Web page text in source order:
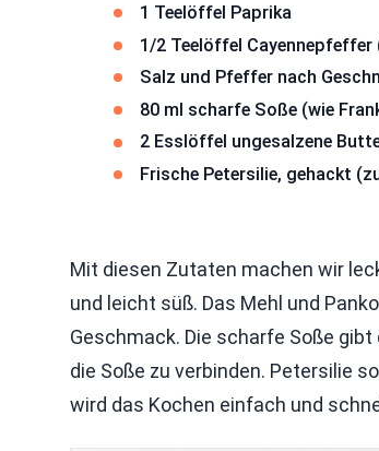
1 Teelöffel Paprika
1/2 Teelöffel Cayennepfeffer
Salz und Pfeffer nach
80 ml scharfe Soße (wie
2 Esslöffel ungesalzene
Frische Petersilie, gehackt
Mit diesen Zutaten machen wir
und leicht süß. Das Mehl und
Geschmack. Die scharfe Soße
die Soße zu verbinden. Petersilie
wird das Kochen einfach und